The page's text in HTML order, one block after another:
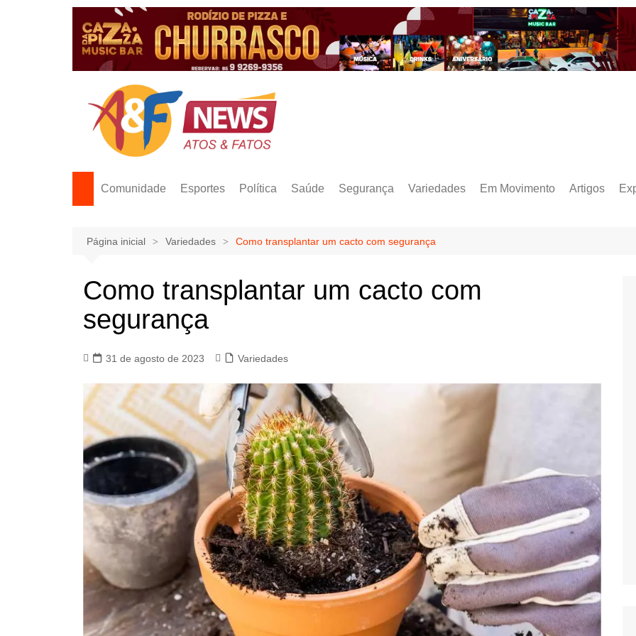
Comunidade Esportes Política Saúde Segurança Variedades Em Movimento Artigos
Página inicial Variedades Como transplantar um cacto com segurança
Como transplantar um cacto com
segurança
31 de agosto de 2023 Variedades